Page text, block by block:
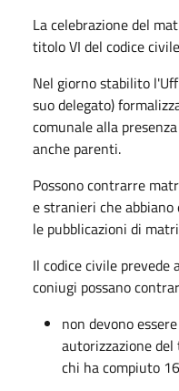
La celebrazione del
titolo VI del codice
Nel giorno stabilito
suo delegato)
comunale alla
anche parenti.
Possono contrarre
e stranieri che
le pubblicazioni di
Il codice civile
coniugi possano
non devono
autorizzazione
chi ha compiuto